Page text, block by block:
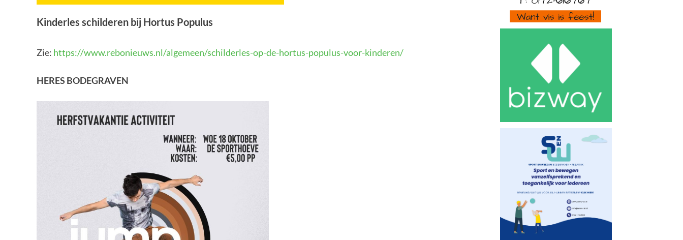
Kinderles schilderen bij Hortus Populus
Zie: https://www.rebonieuws.nl/algemeen/schilderles-op-de-hortus-populus-voor-kinderen/
HERES BODEGRAVEN